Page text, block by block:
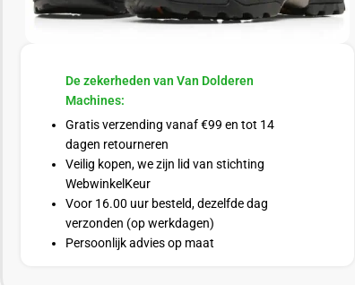
De zekerheden van Van Dolderen
Machines:
Gratis verzending vanaf €99 en tot 14
dagen retourneren
Veilig kopen, we zijn lid van stichting
WebwinkelKeur
Voor 16.00 uur besteld, dezelfde dag
verzonden (op werkdagen)
Persoonlijk advies op maat